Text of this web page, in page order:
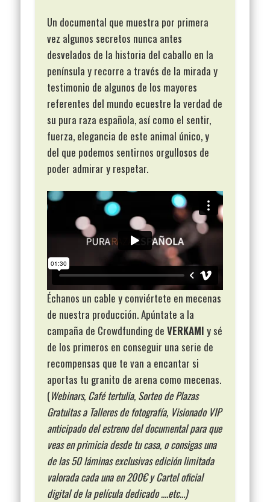
Un documental que muestra por primera
vez algunos secretos nunca antes
desvelados de la historia del caballo en la
península y recorre a través de la mirada y
testimonio de algunos de los mayores
referentes del mundo ecuestre la verdad de
su pura raza española, así como el sentir,
fuerza, elegancia de este animal único, y
del que podemos sentirnos orgullosos de
poder admirar y respetar.
Échanos un cable y conviértete en mecenas
de nuestra producción. Apúntate a la
campaña de Crowdfunding deVERKAMI y sé
de los primeros en conseguir una serie de
recompensas que te van a encantar si
aportas tu granito de arena como mecenas.
(Webinars, Café tertulia, Sorteo de Plazas
Gratuitas a Talleres de fotografía, Visionado VIP
anticipado del estreno del documental para que
veas en primicia desde tu casa, o consigas una
de las 50 láminas exclusivas edición limitada
valorada cada una en 200€ y Cartel oficial
digital de la película dedicado ….etc…)